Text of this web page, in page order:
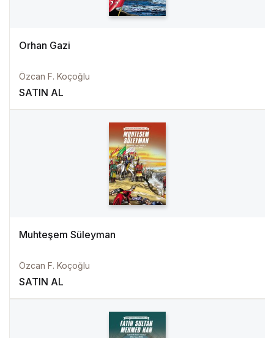
Orhan Gazi
Özcan F. Koçoğlu
SATIN AL
Muhteşem Süleyman
Özcan F. Koçoğlu
SATIN AL